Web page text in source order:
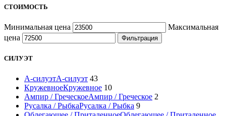
СТОИМОСТЬ
Минимальная цена
Максимальная
цена
Фильтрация
СИЛУЭТ
А-силуэтА-силуэт 43
КружевноеКружевное 10
Ампир / ГреческоеАмпир / Греческое 2
Русалка / РыбкаРусалка / Рыбка 9